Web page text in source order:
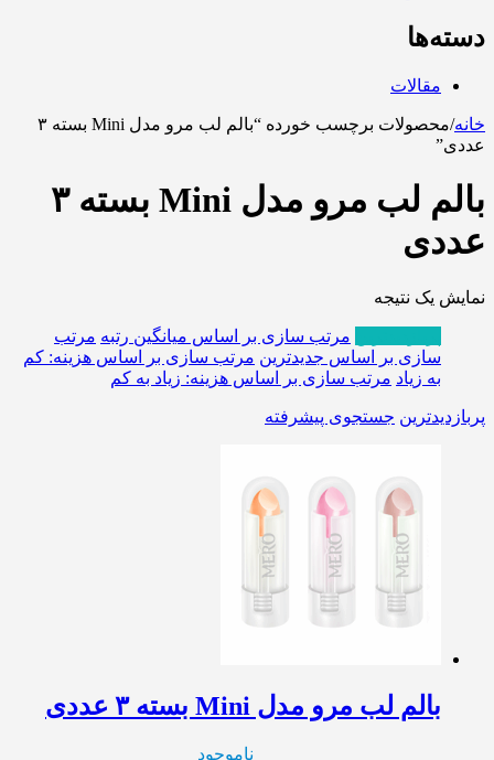
دسته‌ها
مقالات
خانه/
محصولات برچسب خورده “بالم لب مرو مدل Mini بسته ۳
عددی”
بالم لب مرو مدل Mini بسته ۳
عددی
نمایش یک نتیجه
مرتب سازی بر اساس میانگین رتبه مرتب
سازی بر اساس جدیدترین مرتب سازی بر اساس هزینه: کم
به زیاد مرتب سازی بر اساس هزینه: زیاد به کم
پربازدیدترین جستجوی پیشرفته
بالم لب مرو مدل Mini بسته ۳ عددی
ناموجود